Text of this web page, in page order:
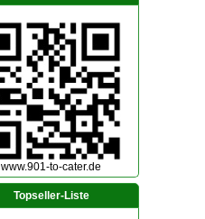
www.901-to-cater.de
Topseller-Liste